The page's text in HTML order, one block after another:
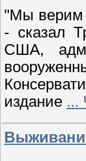
"Мы верим
- сказал
США,
издание ...